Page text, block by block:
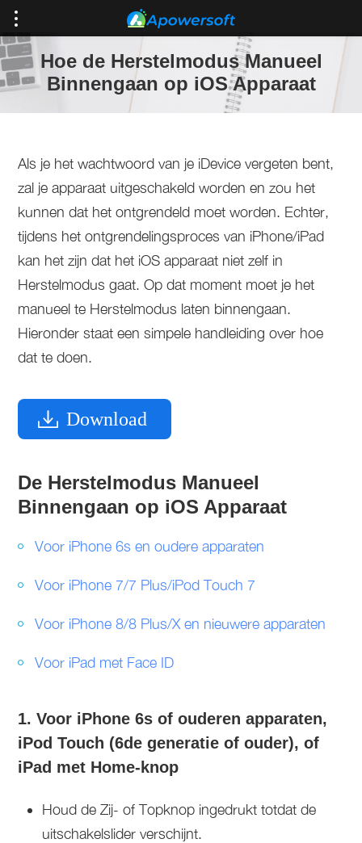
Hoe de Herstelmodus Manueel
Binnengaan op iOS Apparaat
Als je het wachtwoord van je iDevice vergeten bent,
zal je apparaat uitgeschakeld worden en zou het
kunnen dat het ontgrendeld moet worden. Echter,
tijdens het ontgrendelingsproces van iPhone/iPad
kan het zijn dat het iOS apparaat niet zelf in
Herstelmodus gaat. Op dat moment moet je het
manueel te Herstelmodus laten binnengaan.
Hieronder staat een simpele handleiding over hoe
dat te doen.
Download
De Herstelmodus Manueel
Binnengaan op iOS Apparaat
Voor iPhone 6s en oudere apparaten
Voor iPhone 7/7 Plus/iPod Touch 7
Voor iPhone 8/8 Plus/X en nieuwere apparaten
Voor iPad met Face ID
1. Voor iPhone 6s of ouderen apparaten,
iPod Touch (6de generatie of ouder), of
iPad met Home-knop
Houd de Zij- of Topknop ingedrukt totdat de
uitschakelslider verschijnt.